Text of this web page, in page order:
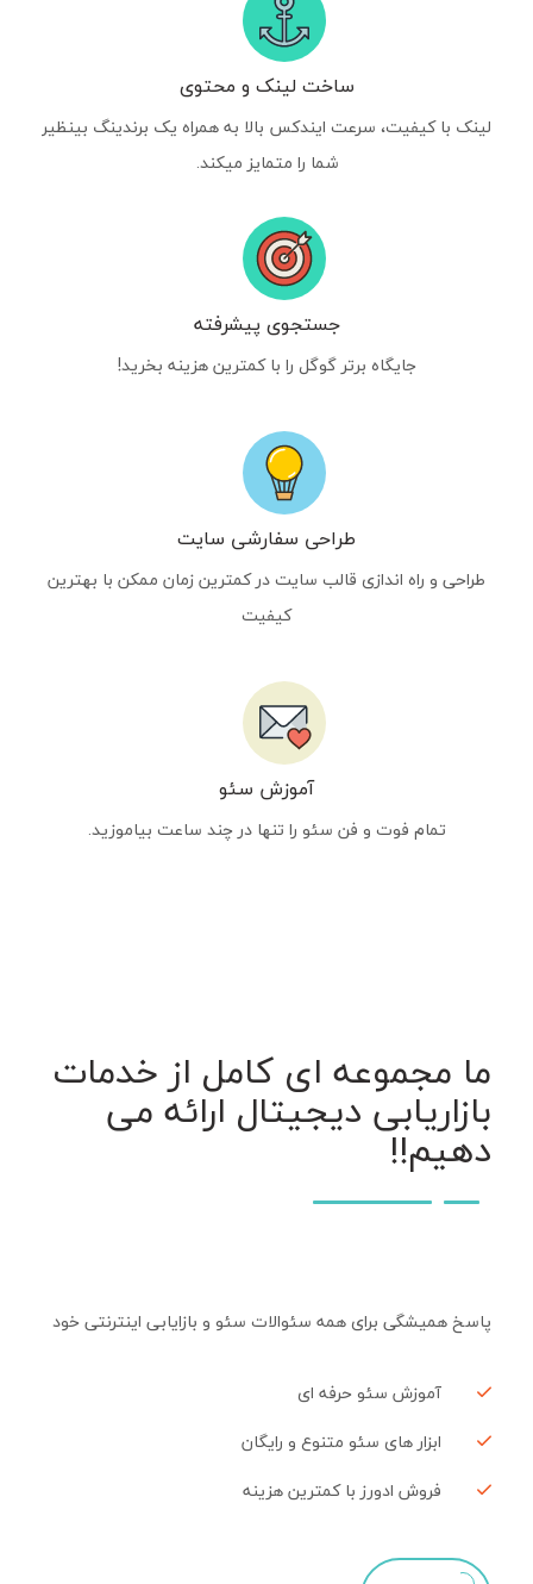
ساخت لینک و محتوی
لینک با کیفیت، سرعت ایندکس بالا به همراه یک برندینگ بینظیر
شما را متمایز میکند.
جستجوی پیشرفته
جایگاه برتر گوگل را با کمترین هزینه بخرید!
طراحی سفارشی سایت
طراحی و راه اندازی قالب سایت در کمترین زمان ممکن با بهترین
کیفیت
آموزش سئو
تمام فوت و فن سئو را تنها در چند ساعت بیاموزید.
ما مجموعه ای کامل از خدمات
بازاریابی دیجیتال ارائه می
دهیم!!
پاسخ همیشگی برای همه سئوالات سئو و بازایابی اینترنتی خود
آموزش سئو حرفه ای
ابزار های سئو متنوع و رایگان
فروش ادورز با کمترین هزینه